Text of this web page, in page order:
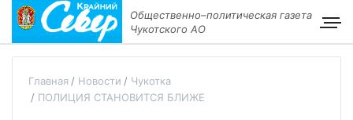
Общественно–политическая газета
Чукотского АО
Главная Новости
Чукотка
ПОЛИЦИЯ СТАНОВИТСЯ БЛИЖЕ